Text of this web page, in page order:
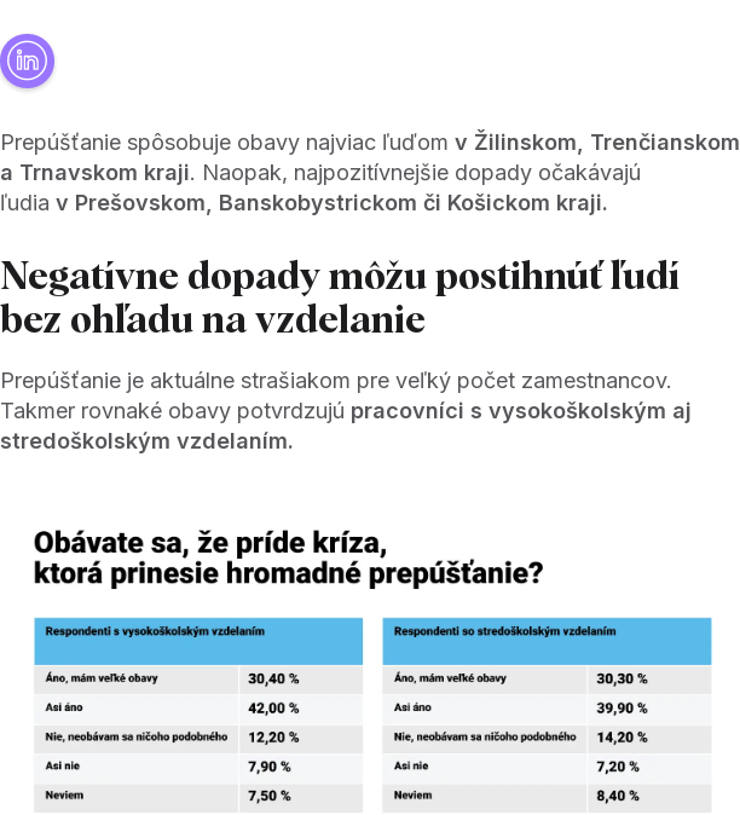
Prepúšťanie spôsobuje obavy najviac ľuďom v Žilinskom, Trenčianskom
a Trnavskom kraji. Naopak, najpozitívnejšie dopady očakávajú
ľudia v Prešovskom, Banskobystrickom či Košickom kraji.
Negatívne dopady môžu postihnúť ľudí
bez ohľadu na vzdelanie
Prepúšťanie je aktuálne strašiakom pre veľký počet zamestnancov.
Takmer rovnaké obavy potvrdzujú pracovníci s vysokoškolským aj
stredoškolským vzdelaním.